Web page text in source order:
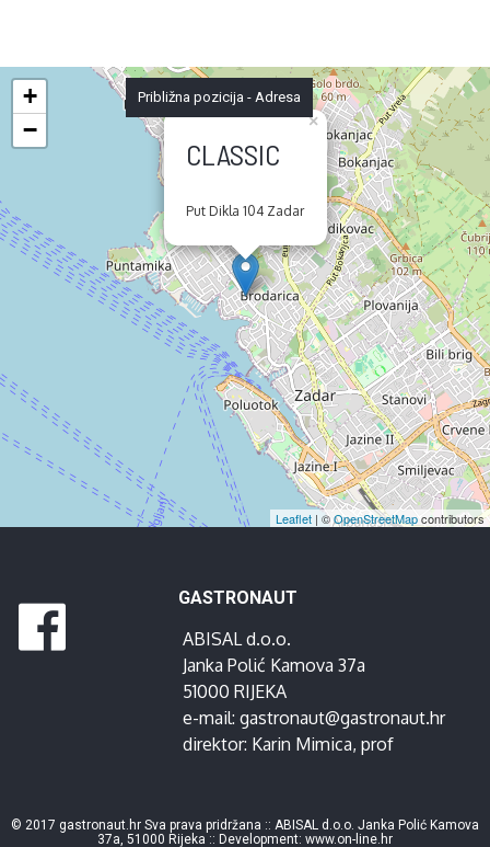
CLASSIC
Put Dikla 104 Zadar
×
+
−
Leaflet | ©OpenStreetMapcontributors
Približna pozicija - Adresa
GASTRONAUT
ABISAL d.o.o.
Janka Polić Kamova 37a
51000 RIJEKA
e-mail: gastronaut@gastronaut.hr
direktor: Karin Mimica, prof
© 2017 gastronaut.hr Sva prava pridržana :: ABISAL d.o.o. Janka Polić Kamova
37a, 51000 Rijeka :: Development: www.on-line.hr